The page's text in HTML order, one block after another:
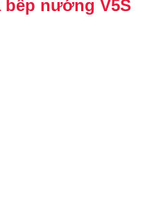
bếp nướng V5S